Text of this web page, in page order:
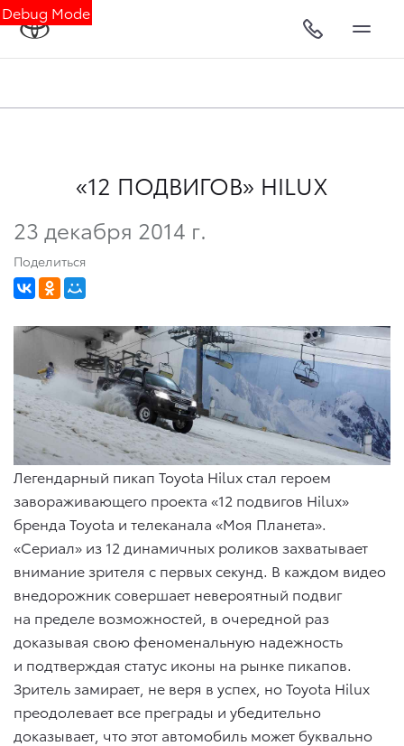
Debug Mode
«12 ПОДВИГОВ» HILUX
23 декабря 2014 г.
Поделиться
Легендарный пикап Toyota Hilux стал героем
завораживающего проекта «12 подвигов Hilux»
бренда Toyota и телеканала «Моя Планета».
«Сериал» из 12 динамичных роликов захватывает
внимание зрителя с первых секунд. В каждом видео
внедорожник совершает невероятный подвиг
на пределе возможностей, в очередной раз
доказывая свою феноменальную надежность
и подтверждая статус иконы на рынке пикапов.
Зритель замирает, не веря в успех, но Toyota Hilux
преодолевает все преграды и убедительно
доказывает, что этот автомобиль может буквально